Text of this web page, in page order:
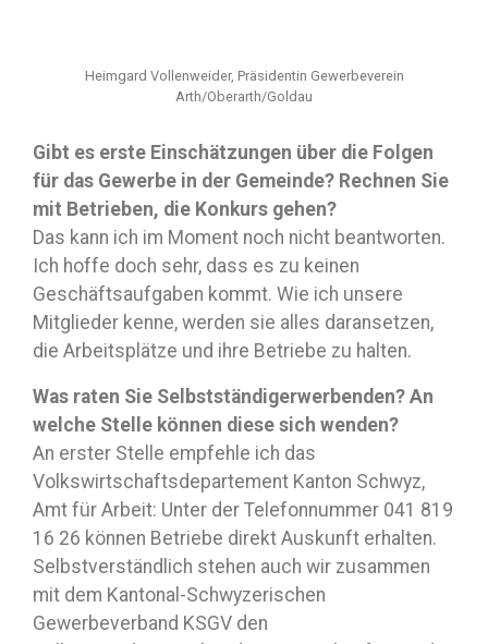
Heimgard Vollenweider, Präsidentin Gewerbeverein
Arth/Oberarth/Goldau
Gibt es erste Einschätzungen über die Folgen
für das Gewerbe in der Gemeinde? Rechnen Sie
mit Betrieben, die Konkurs gehen?
Das kann ich im Moment noch nicht beantworten.
Ich hoffe doch sehr, dass es zu keinen
Geschäftsaufgaben kommt. Wie ich unsere
Mitglieder kenne, werden sie alles daransetzen,
die Arbeitsplätze und ihre Betriebe zu halten.
Was raten Sie Selbstständigerwerbenden? An
welche Stelle können diese sich wenden?
An erster Stelle empfehle ich das
Volkswirtschaftsdepartement Kanton Schwyz,
Amt für Arbeit: Unter der Telefonnummer 041 819
16 26 können Betriebe direkt Auskunft erhalten.
Selbstverständlich stehen auch wir zusammen
mit dem Kantonal-Schwyzerischen
Gewerbeverband KSGV den